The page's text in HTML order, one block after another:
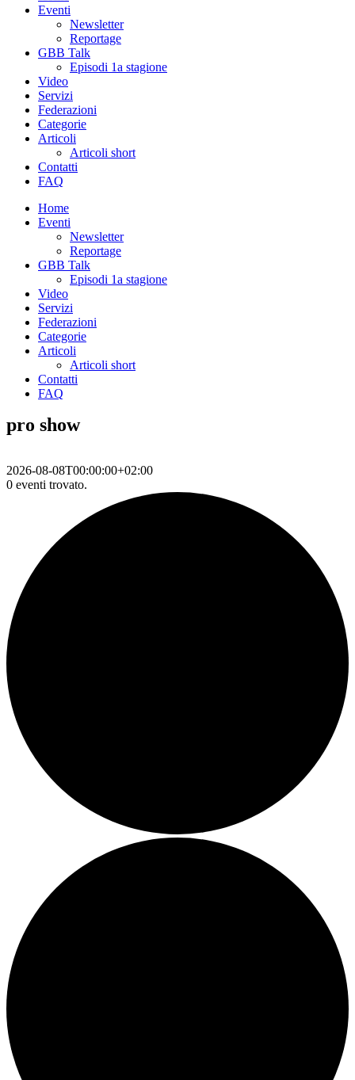
Eventi
Newsletter
Reportage
GBB Talk
Episodi 1a stagione
Video
Servizi
Federazioni
Categorie
Articoli
Articoli short
Contatti
FAQ
Home
Eventi
Newsletter
Reportage
GBB Talk
Episodi 1a stagione
Video
Servizi
Federazioni
Categorie
Articoli
Articoli short
Contatti
FAQ
pro show
2026-08-08T00:00:00+02:00
0 eventi trovato.